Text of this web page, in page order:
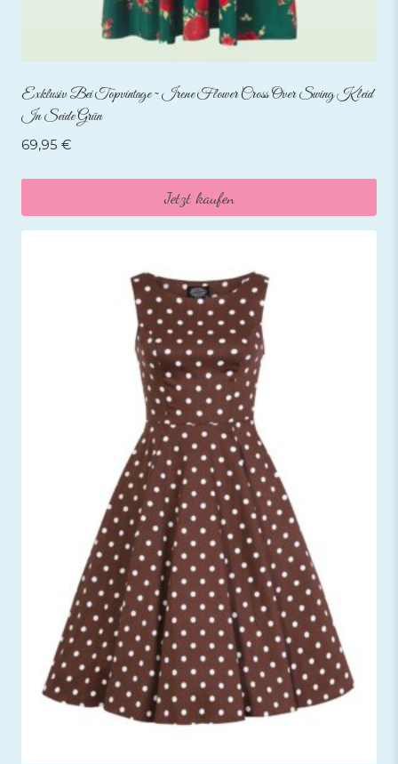
Exklusiv Bei Topvintage ~ Irene Flower Cross Over Swing Kleid
In Seide Grün
69,95 €
Jetzt kaufen